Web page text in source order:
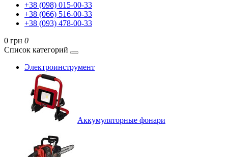
+38 (098) 015-00-33
+38 (066) 516-00-33
+38 (093) 478-00-33
0 грн 0
Список категорий
Электроинструмент
Аккумуляторные фонари